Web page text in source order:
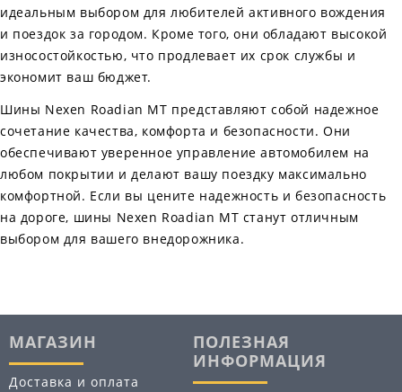
идеальным выбором для любителей активного вождения
и поездок за городом. Кроме того, они обладают высокой
износостойкостью, что продлевает их срок службы и
экономит ваш бюджет.
Шины Nexen Roadian MT представляют собой надежное
сочетание качества, комфорта и безопасности. Они
обеспечивают уверенное управление автомобилем на
любом покрытии и делают вашу поездку максимально
комфортной. Если вы цените надежность и безопасность
на дороге, шины Nexen Roadian MT станут отличным
выбором для вашего внедорожника.
МАГАЗИН
Доставка и оплата
ПОЛЕЗНАЯ
ИНФОРМАЦИЯ